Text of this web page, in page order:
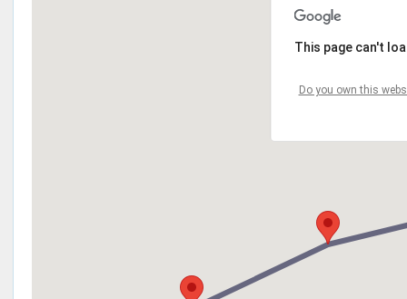
This page can't
Do you own this